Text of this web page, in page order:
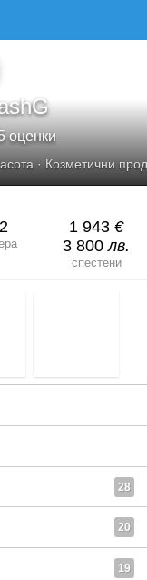
оценки
· Козметични
1 943 €
3 800лв.
спестени
28
20
19